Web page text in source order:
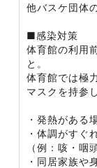
他バスケ団体
■感染対策
体育館の利用
と。
体育館では極
マスクを持参
・発熱がある
・体調がすぐ
（例：咳・咽
・同居家族や